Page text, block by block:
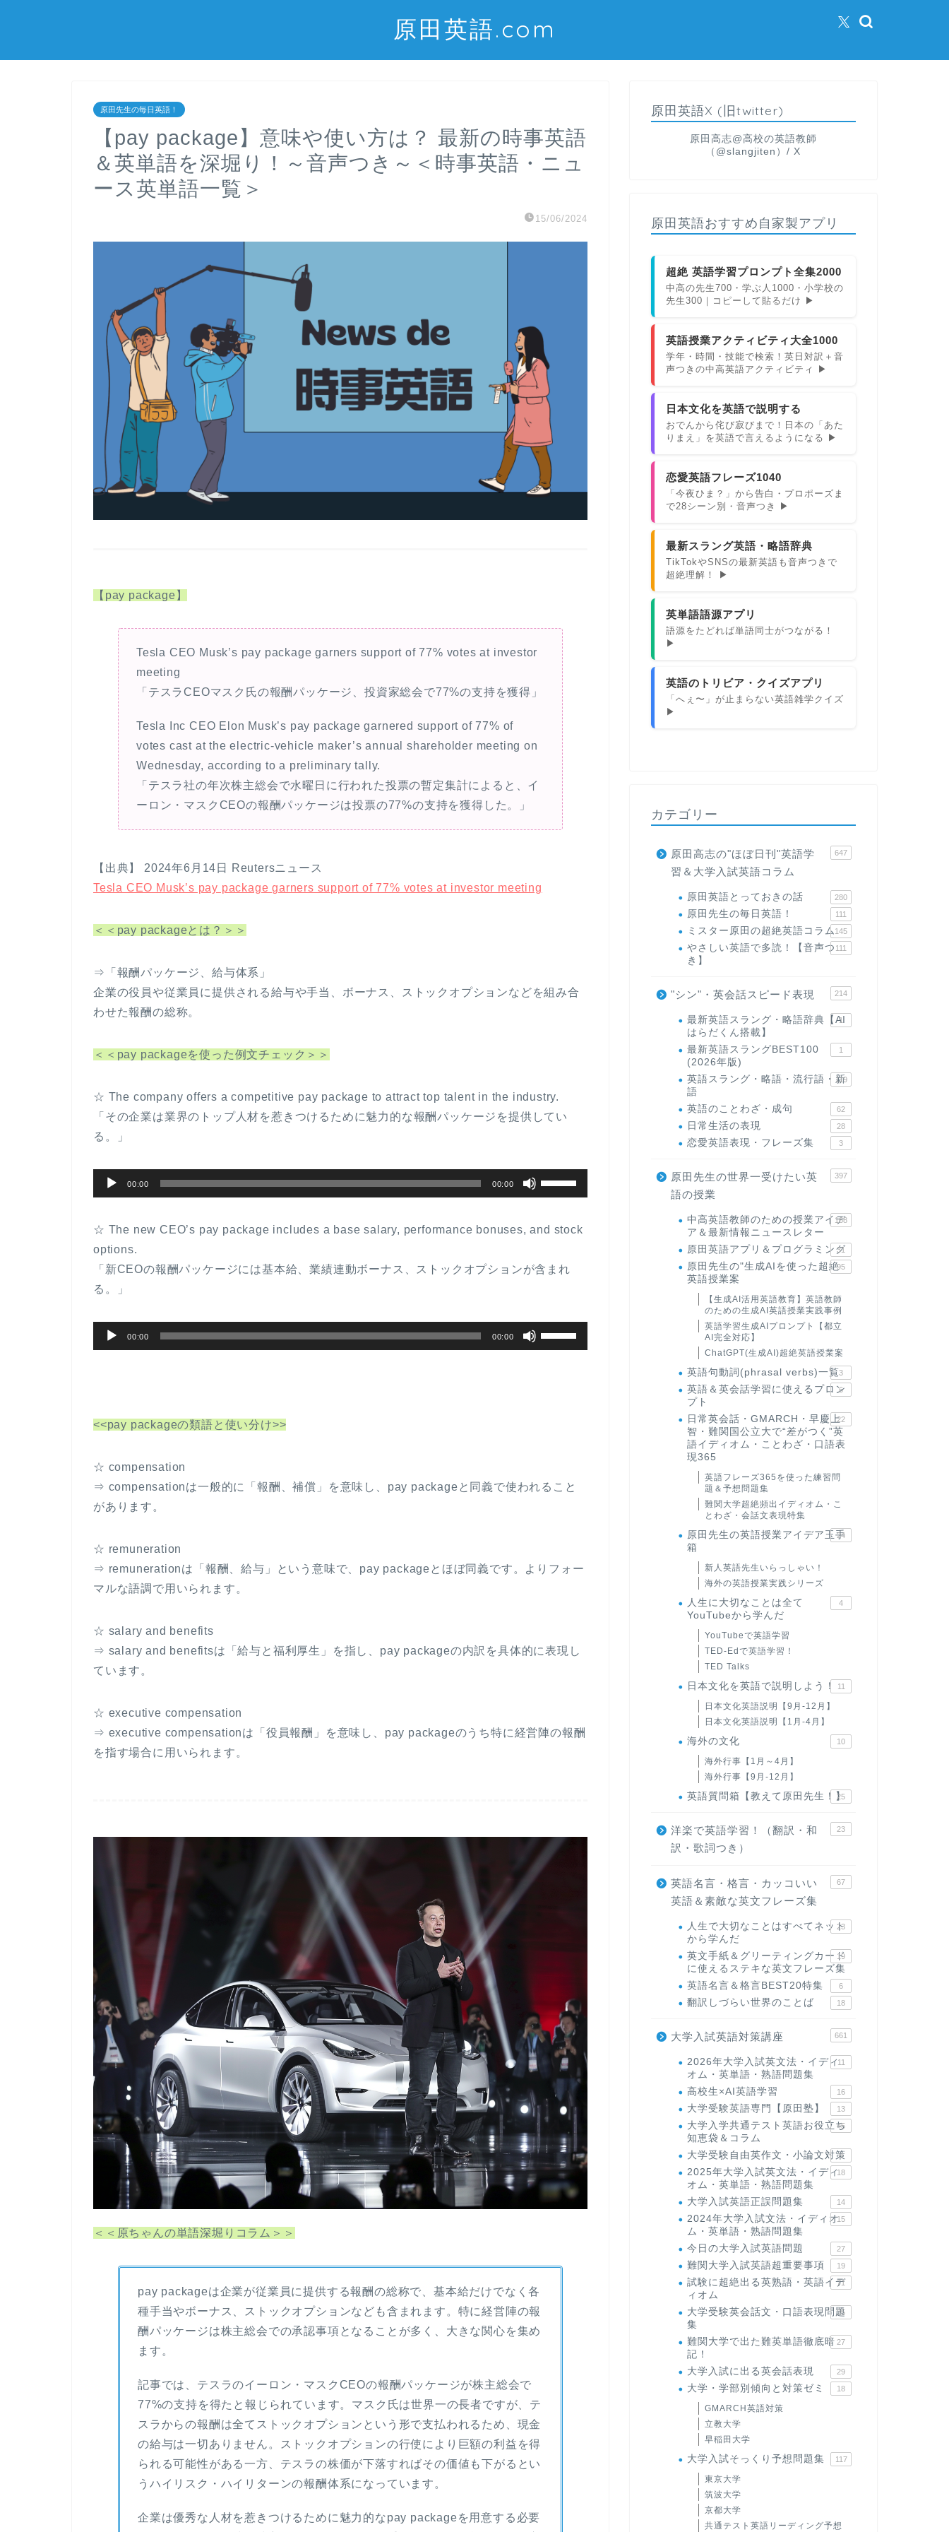
原田英語.com
原田先生の毎日英語！
【pay package】意味や使い方は？ 最新の時事英語
＆英単語を深堀り！～音声つき～＜時事英語・ニュ
ース英単語一覧＞
15/06/2024
【pay package】
Tesla CEO Musk’s pay package garners support of 77% votes at investor
meeting
「テスラCEOマスク氏の報酬パッケージ、投資家総会で77%の支持を獲得」
Tesla Inc CEO Elon Musk’s pay package garnered support of 77% of
votes cast at the electric-vehicle maker’s annual shareholder meeting on
Wednesday, according to a preliminary tally.
「テスラ社の年次株主総会で水曜日に行われた投票の暫定集計によると、イ
ーロン・マスクCEOの報酬パッケージは投票の77%の支持を獲得した。」
【出典】 2024年6月14日 Reutersニュース
Tesla CEO Musk’s pay package garners support of 77% votes at investor meeting
＜＜pay packageとは？＞＞
⇒「報酬パッケージ、給与体系」
企業の役員や従業員に提供される給与や手当、ボーナス、ストックオプションなどを組み合
わせた報酬の総称。
＜＜pay packageを使った例文チェック＞＞
☆ The company offers a competitive pay package to attract top talent in the industry.
「その企業は業界のトップ人材を惹きつけるために魅力的な報酬パッケージを提供してい
る。」
声
レ
ー
ー
00:00 00:00
ボ
リ
ー
調
は
使
だ
☆ The new CEO’s pay package includes a base salary, performance bonuses, and stock
options.
「新CEOの報酬パッケージには基本給、業績連動ボーナス、ストックオプションが含まれ
る。」
声
ヤ
00:00 00:00
ボ
リ
は
印
使
だ
<<pay packageの類語と使い分け>>
☆ compensation
⇒ compensationは一般的に「報酬、補償」を意味し、pay packageと同義で使われること
があります。
☆ remuneration
⇒ remunerationは「報酬、給与」という意味で、pay packageとほぼ同義です。よりフォー
マルな語調で用いられます。
☆ salary and benefits
⇒ salary and benefitsは「給与と福利厚生」を指し、pay packageの内訳を具体的に表現し
ています。
☆ executive compensation
⇒ executive compensationは「役員報酬」を意味し、pay packageのうち特に経営陣の報酬
を指す場合に用いられます。
＜＜原ちゃんの単語深堀りコラム＞＞
pay packageは企業が従業員に提供する報酬の総称で、基本給だけでなく各
種手当やボーナス、ストックオプションなども含まれます。特に経営陣の報
酬パッケージは株主総会での承認事項となることが多く、大きな関心を集め
ます。
記事では、テスラのイーロン・マスクCEOの報酬パッケージが株主総会で
77%の支持を得たと報じられています。マスク氏は世界一の長者ですが、テ
スラからの報酬は全てストックオプションという形で支払われるため、現金
の給与は一切ありません。ストックオプションの行使により巨額の利益を得
られる可能性がある一方、テスラの株価が下落すればその価値も下がるとい
うハイリスク・ハイリターンの報酬体系になっています。
企業は優秀な人材を惹きつけるために魅力的なpay packageを用意する必要
原田英語X (旧twitter)
原田高志@高校の英語教師
（@slangjiten）/ X
原田英語おすすめ自家製アプリ
超絶 英語学習プロンプト全集2000
中高の先生700・学ぶ人1000・小学校の
先生300｜コピーして貼るだけ ▶
英語授業アクティビティ大全1000
学年・時間・技能で検索！英日対訳＋音
声つきの中高英語アクティビティ ▶
日本文化を英語で説明する
おでんから侘び寂びまで！日本の「あた
りまえ」を英語で言えるようになる ▶
恋愛英語フレーズ1040
「今夜ひま？」から告白・プロポーズま
で28シーン別・音声つき ▶
最新スラング英語・略語辞典
TikTokやSNSの最新英語も音声つきで
超絶理解！ ▶
英単語語源アプリ
語源をたどれば単語同士がつながる！
▶
英語のトリビア・クイズアプリ
「へぇ〜」が止まらない英語雑学クイズ
▶
カテゴリー
原田高志の"ほぼ日刊"英語学
習＆大学入試英語コラム
647
原田英語とっておきの話 280
原田先生の毎日英語！ 111
ミスター原田の超絶英語コラム145
やさしい英語で多読！【音声つ
き】
111
"シン"・英会話スピード表現 214
最新英語スラング・略語辞典【AI
はらだくん搭載】
1
最新英語スラングBEST100
(2026年版)
1
英語スラング・略語・流行語・新
語
119
英語のことわざ・成句 62
日常生活の表現 28
恋愛英語表現・フレーズ集 3
原田先生の世界一受けたい英
語の授業
397
中高英語教師のための授業アイデ
ア＆最新情報ニュースレター
168
原田英語アプリ＆プログラミング
31
原田先生の"生成AIを使った超絶
英語授業案
95
【生成AI活用英語教育】英語教師
のための生成AI英語授業実践事例
英語学習生成AIプロンプト【都立
AI完全対応】
ChatGPT(生成AI)超絶英語授業案
英語句動詞(phrasal verbs)一覧3
英語＆英会話学習に使えるプロン
プト
6
日常英会話・GMARCH・早慶上
智・難関国公立大で“差がつく”英
語イディオム・ことわざ・口語表
現365
22
英語フレーズ365を使った練習問
題＆予想問題集
難関大学超絶頻出イディオム・こ
とわざ・会話文表現特集
原田先生の英語授業アイデア玉手
箱
24
新人英語先生いらっしゃい！
海外の英語授業実践シリーズ
人生に大切なことは全て
YouTubeから学んだ
4
YouTubeで英語学習
TED-Edで英語学習！
TED Talks
日本文化を英語で説明しよう！ 11
日本文化英語説明【9月-12月】
日本文化英語説明【1月-4月】
海外の文化 10
海外行事【1月～4月】
海外行事【9月-12月】
英語質問箱【教えて原田先生！】
25
洋楽で英語学習！（翻訳・和
訳・歌詞つき）
23
英語名言・格言・カッコいい
英語＆素敵な英文フレーズ集
67
人生で大切なことはすべてネット
から学んだ
23
英文手紙＆グリーティングカード
に使えるステキな英文フレーズ集
19
英語名言＆格言BEST20特集 6
翻訳しづらい世界のことば 18
大学入試英語対策講座 661
2026年大学入試英文法・イディ
オム・英単語・熟語問題集
11
高校生×AI英語学習 16
大学受験英語専門【原田塾】 13
大学入学共通テスト英語お役立ち
知恵袋＆コラム
45
大学受験自由英作文・小論文対策
8
2025年大学入試英文法・イディ
オム・英単語・熟語問題集
18
大学入試英語正誤問題集 14
2024年大学入試文法・イディオ
ム・英単語・熟語問題集
15
今日の大学入試英語問題 27
難関大学入試英語超重要事項 19
試験に超絶出る英熟語・英語イデ
ィオム
71
大学受験英会話文・口語表現問題
集
35
難関大学で出た難英単語徹底暗
記！
27
大学入試に出る英会話表現 29
大学・学部別傾向と対策ゼミ 18
GMARCH英語対策
立教大学
早稲田大学
大学入試そっくり予想問題集 117
東京大学
筑波大学
京都大学
共通テスト英語リーディング予想